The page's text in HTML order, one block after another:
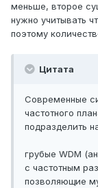
меньше, второе
нужно учитывать
поэтому
Цитата
Современные
частотного
подразделить
грубые WDM
с частотным
позволяющие